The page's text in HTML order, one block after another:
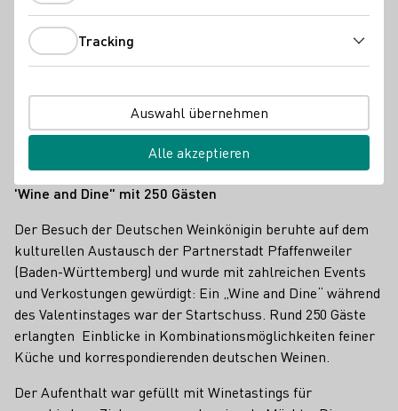
Im Ausland ist Deutschland vor allem für seine
erfrischenden Rieslinge und aromenreiche Spätburgunder
'Wine and Dine" mit 250 Gästen
Der Besuch der Deutschen Weinkönigin beruhte auf dem
kulturellen Austausch der Partnerstadt Pfaffenweiler
(Baden-Württemberg) und wurde mit zahlreichen Events
und Verkostungen gewürdigt: Ein „Wine and Dine“ während
des Valentinstages war der Startschuss. Rund 250 Gäste
erlangten Einblicke in Kombinationsmöglichkeiten feiner
Küche und korrespondierenden deutschen Weinen.
Der Aufenthalt war gefüllt mit Winetastings für
Tracking
Auswahl übernehmen
Alle akzeptieren